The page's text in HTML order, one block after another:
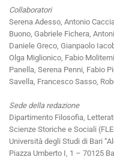
Collaboratori
Serena Adesso, Antonio
Buono, Gabriele Fichera,
Daniele Greco, Gianpaolo
Olga Miglionico, Fabio
Panella, Serena Penni, Fabio
Savella, Francesco Sasso,
Sede della redazione
Dipartimento Filosofia,
Scienze Storiche e Sociali
Università degli Studi di Bari
Piazza Umberto I, 1 – 70125